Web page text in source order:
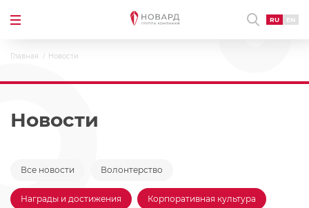
RU EN
Главная Новости
Новости
Все новости Волонтерство
Награды и достижения Корпоративная культура